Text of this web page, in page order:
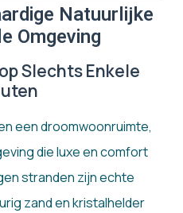
Natuurlijke
Omgeving
Slechts Enkele
een droomwoonruimte,
die luxe en comfort
stranden zijn echte
zand en kristalhelder